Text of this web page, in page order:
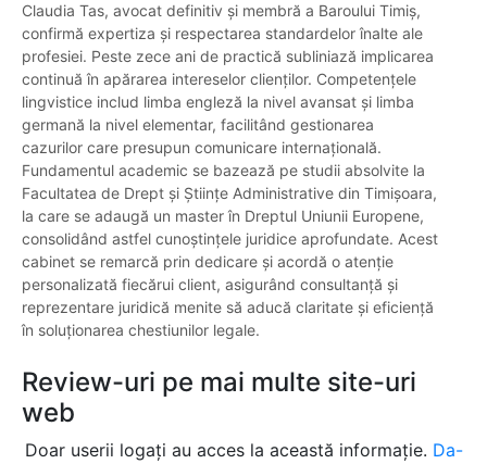
Claudia Tas, avocat definitiv și membră a Baroului Timiș,
confirmă expertiza și respectarea standardelor înalte ale
profesiei. Peste zece ani de practică subliniază implicarea
continuă în apărarea intereselor clienților. Competențele
lingvistice includ limba engleză la nivel avansat și limba
germană la nivel elementar, facilitând gestionarea
cazurilor care presupun comunicare internațională.
Fundamentul academic se bazează pe studii absolvite la
Facultatea de Drept și Științe Administrative din Timișoara,
la care se adaugă un master în Dreptul Uniunii Europene,
consolidând astfel cunoștințele juridice aprofundate. Acest
cabinet se remarcă prin dedicare și acordă o atenție
personalizată fiecărui client, asigurând consultanță și
reprezentare juridică menite să aducă claritate și eficiență
în soluționarea chestiunilor legale.
Review-uri pe mai multe site-uri
web
Doar userii logați au acces la această informație. Da-